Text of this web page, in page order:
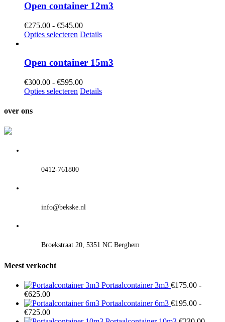
Open container 12m3
€275.00 - €545.00Prijsklasse:
€275.00
Opties selecteren Details
Open container 15m3
€300.00 - €595.00Prijsklasse:
€300.00
Opties selecteren Details
over ons
0412-761800
info@bekske.nl
Broekstraat 20, 5351 NC Berghem
Meest verkocht
Portaalcontainer 3m3 €175.00 -
€625.00Prijsklasse:
€175.00
tot
Portaalcontainer 6m3 €195.00 -
€725.00Prijsklasse: